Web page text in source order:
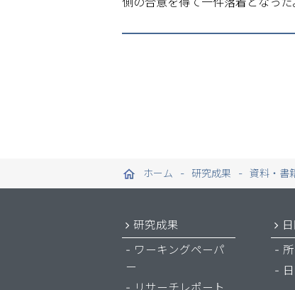
ホーム 研究成果 資料・書
研究成果
ワーキングペーパ
ー